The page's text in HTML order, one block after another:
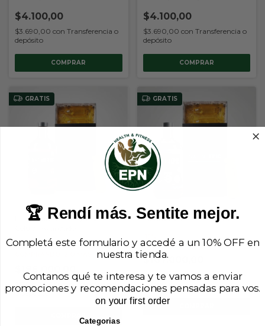
$4.100,00
$3.690,00 con Transferencia o
depósito
$4.100,00
$3.690,00 con Transferencia o
depósito
GRATIS
EchA Marine® -- Apoyo
-15%
$176.400,00con Transferencia
o depósito
GRATIS
Marine Epic® ALL IN ONE
COMPRANDO 12 O MÁS
$107.000,00
$96.300,00con Transferencia
o depósito
🏆 Rendí más. Sentite mejor.
Completá este formulario y accedé a un 10% OFF en
nuestra tienda.
Contanos qué te interesa y te vamos a enviar
promociones y recomendaciones pensadas para vos.
on your first order
Categorias